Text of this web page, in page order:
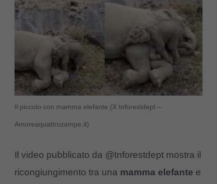
Il piccolo con mamma elefante (X tnforestdept –
Amoreaquattrozampe.it)
Il video pubblicato da @tnforestdept mostra il
ricongiungimento tra una mamma elefante e